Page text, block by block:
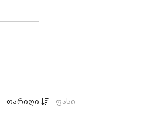
თარიღი ფასი